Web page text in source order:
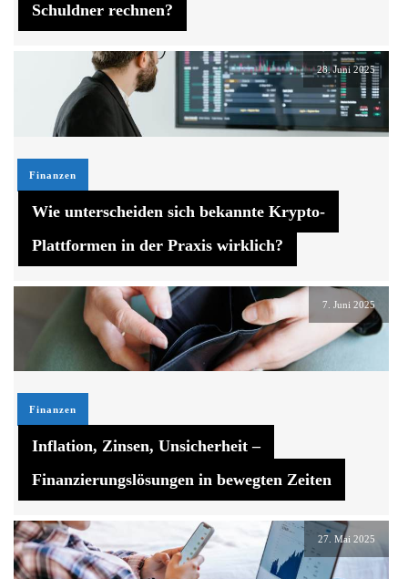
Schuldner rechnen?
28. Juni 2025
Finanzen
Wie unterscheiden sich bekannte Krypto-
Plattformen in der Praxis wirklich?
7. Juni 2025
Finanzen
Inflation, Zinsen, Unsicherheit –
Finanzierungslösungen in bewegten Zeiten
27. Mai 2025